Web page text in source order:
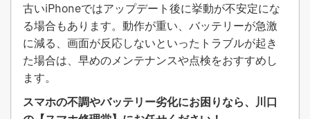
古いiPhoneではアップデート後に挙動が不安定にな
る場合もあります。動作が重い、バッテリーが急激
に減る、画面が反応しないといったトラブルが起き
た場合は、早めのメンテナンスや点検をおすすめし
ます。
スマホの不調やバッテリー劣化にお困りなら、川口